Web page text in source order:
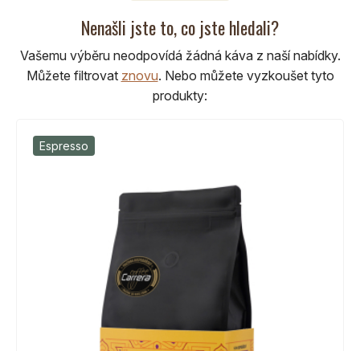
Nenašli jste to, co jste hledali?
Vašemu výběru neodpovídá žádná káva z naší nabídky.
Můžete filtrovat znovu. Nebo můžete vyzkoušet tyto
produkty:
Espresso